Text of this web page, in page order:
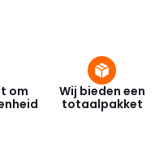
om
Wij bieden een
totaalpakket